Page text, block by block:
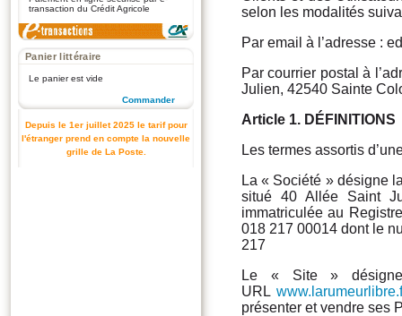
transaction du Crédit Agricole
Panier littéraire
Le panier est vide
Commander
Depuis le 1er juillet 2025 le tarif pour
l'étranger prend en compte la nouvelle
grille de La Poste.
selon les modalités
Par email à l’adresse :
Par courrier postal à
Julien, 42540 Sainte
Article 1. DÉFINITIONS
Les termes assortis
La « Société » désigne
situé 40 Allée Saint
immatriculée au
018 217 00014 dont le
217
Le « Site »
URL
présenter et vendre ses